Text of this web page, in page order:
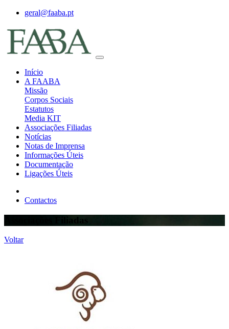
geral@faaba.pt
Início
A FAABA
Missão
Corpos Sociais
Estatutos
Media KIT
Associações Filiadas
Notícias
Notas de Imprensa
Informações Úteis
Documentação
Ligações Úteis
Contactos
Associações Filiadas
Voltar